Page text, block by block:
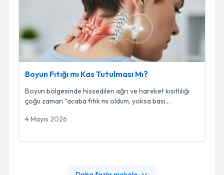
Boyun Fıtığı mı Kas Tutulması Mı?
Boyun bölgesinde hissedilen ağrı ve hareket kısıtlılığı
çoğu zaman “acaba fıtık mı oldum, yoksa basi...
4 Mayıs 2026